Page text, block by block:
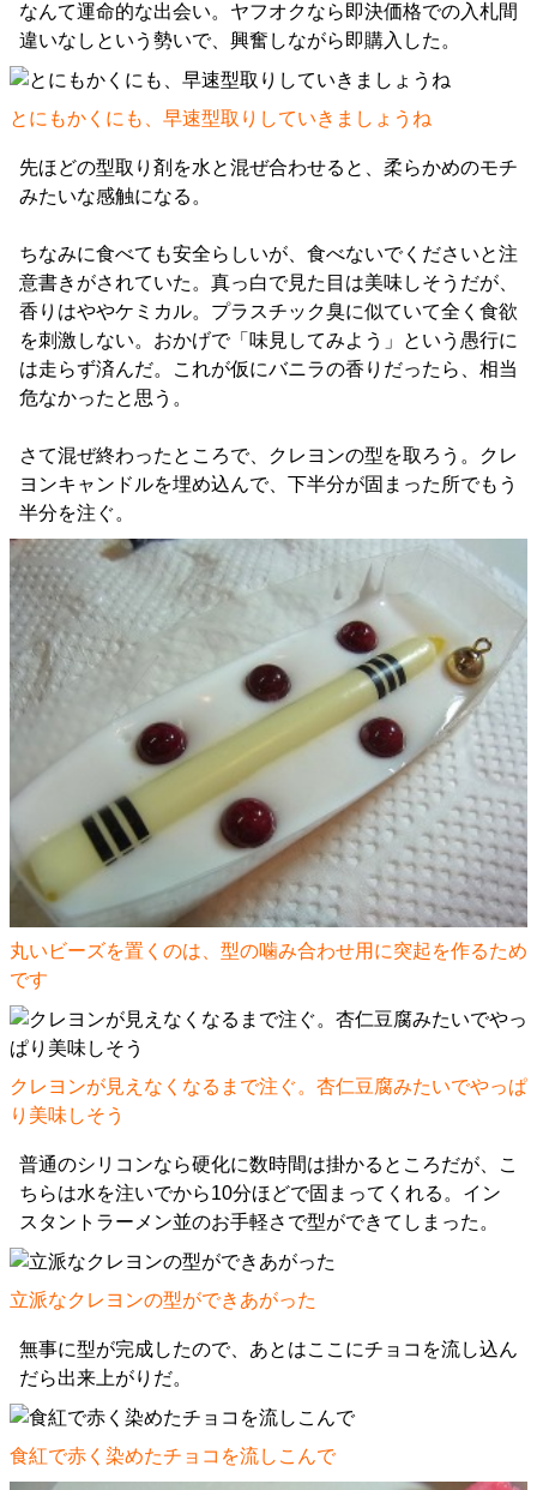
なんて運命的な出会い。ヤフオクなら即決価格での入札間
違いなしという勢いで、興奮しながら即購入した。
とにもかくにも、早速型取りしていきましょうね
先ほどの型取り剤を水と混ぜ合わせると、柔らかめのモチ
みたいな感触になる。
ちなみに食べても安全らしいが、食べないでくださいと注
意書きがされていた。真っ白で見た目は美味しそうだが、
香りはややケミカル。プラスチック臭に似ていて全く食欲
を刺激しない。おかげで「味見してみよう」という愚行に
は走らず済んだ。これが仮にバニラの香りだったら、相当
危なかったと思う。
さて混ぜ終わったところで、クレヨンの型を取ろう。クレ
ヨンキャンドルを埋め込んで、下半分が固まった所でもう
半分を注ぐ。
丸いビーズを置くのは、型の噛み合わせ用に突起を作るため
です
クレヨンが見えなくなるまで注ぐ。杏仁豆腐みたいでやっぱ
り美味しそう
普通のシリコンなら硬化に数時間は掛かるところだが、こ
ちらは水を注いでから10分ほどで固まってくれる。イン
スタントラーメン並のお手軽さで型ができてしまった。
立派なクレヨンの型ができあがった
無事に型が完成したので、あとはここにチョコを流し込ん
だら出来上がりだ。
食紅で赤く染めたチョコを流しこんで